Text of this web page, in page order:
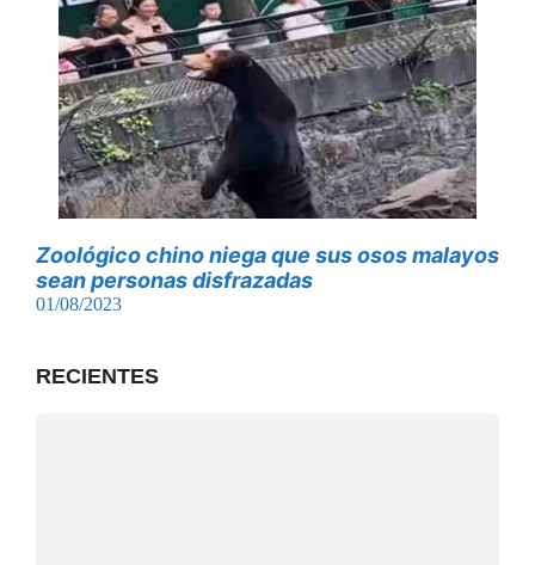
Zoológico chino niega que sus osos malayos
sean personas disfrazadas
01/08/2023
RECIENTES